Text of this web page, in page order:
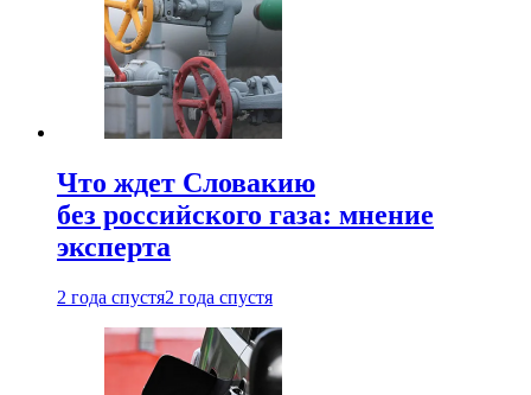
Что ждет Словакию
без российского газа: мнение
эксперта
2 года спустя2 года спустя